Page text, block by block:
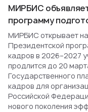
МИРБИС
программу
МИРБИС открывает
Президентской
кадров в 2026–2027
продлится до 20
Государственного
кадров для
Российской
нового поколения